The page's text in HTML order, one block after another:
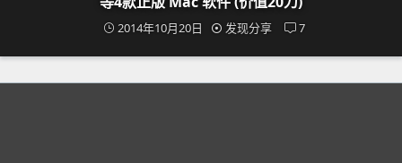
2014年10月20日 发现分享 7